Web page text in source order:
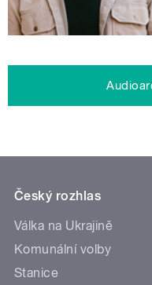
Český rozhlas
Válka na Ukrajině
Komunální volby
Stanice